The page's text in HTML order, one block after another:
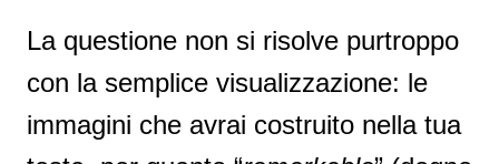
La questione non si risolve purtroppo
con la semplice visualizzazione: le
immagini che avrai costruito nella tua